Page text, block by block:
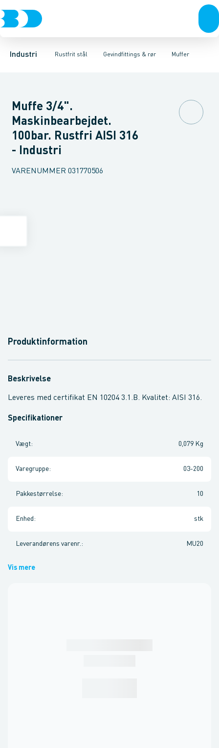
Industri Rustfrit stål
VentilerRustfrit stålSort stålGalvaniseret stål PlastIndustri
Gevindfittings & rør
Svejsefittings ASTM svejsefittingsLevnedsmiddel fittings
Muffer
RørVinkler muffe/muffe Vinkler muffe/nippel T-stykker
Muffe 3/4".
Maskinbearbejdet.
100bar. Rustfri AISI 316
- Industri
VARENUMMER 031770506
Produktinformation
Beskrivelse
Leveres med certifikat EN 10204 3.1.B. Kvalitet: AISI 316.
Specifikationer
Vægt: 0,079 Kg
Varegruppe: 03-200
Pakkestørrelse: 10
Enhed : stk
Leverandørens varenr. : MU20
Vis mere